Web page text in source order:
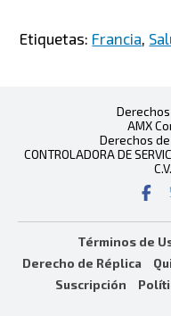
Etiquetas: Francia,
AMX
Derechos
CONTROLADORA DE
Términos de
Derecho de Réplica
Suscripción